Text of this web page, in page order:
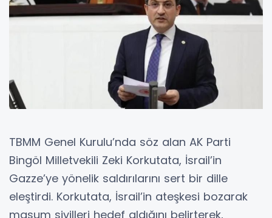
TBMM Genel Kurulu’nda söz alan AK Parti
Bingöl Milletvekili Zeki Korkutata, İsrail’in
Gazze’ye yönelik saldırılarını sert bir dille
eleştirdi. Korkutata, İsrail’in ateşkesi bozarak
masum sivilleri hedef aldığını belirterek,